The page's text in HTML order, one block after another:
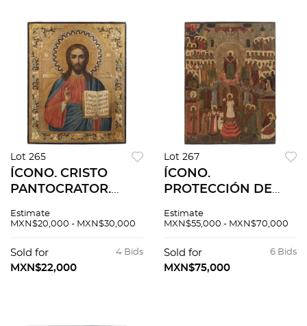
Lot 265
ÍCONO. CRISTO
PANTOCRATOR.
Óleo y hoja de oro
esgrafiada sobre
tabla. 26 x 22 cm.
Estimate
MXN$20,000 - MXN$30,000
4 Bids
Sold for
MXN$22,000
Lot 267
ÍCONO.
PROTECCIÓN DE
SANTÍSIMA SEÑORA
SIEMPRE VIRGEN
MARÍA. RUSIA,
Estimate
MXN$55,000 - MXN$70,000
6 Bids
Sold for
MXN$75,000